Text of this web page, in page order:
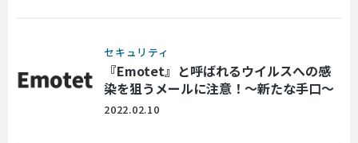
セキュリティ
『Emotet』と呼ばれるウイルスへの感
染を狙うメールに注意！～新たな手口～
2022.02.10